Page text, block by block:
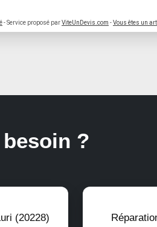
- Service proposé parViteUnDevis.com -Vous êtes un
?
(20228)